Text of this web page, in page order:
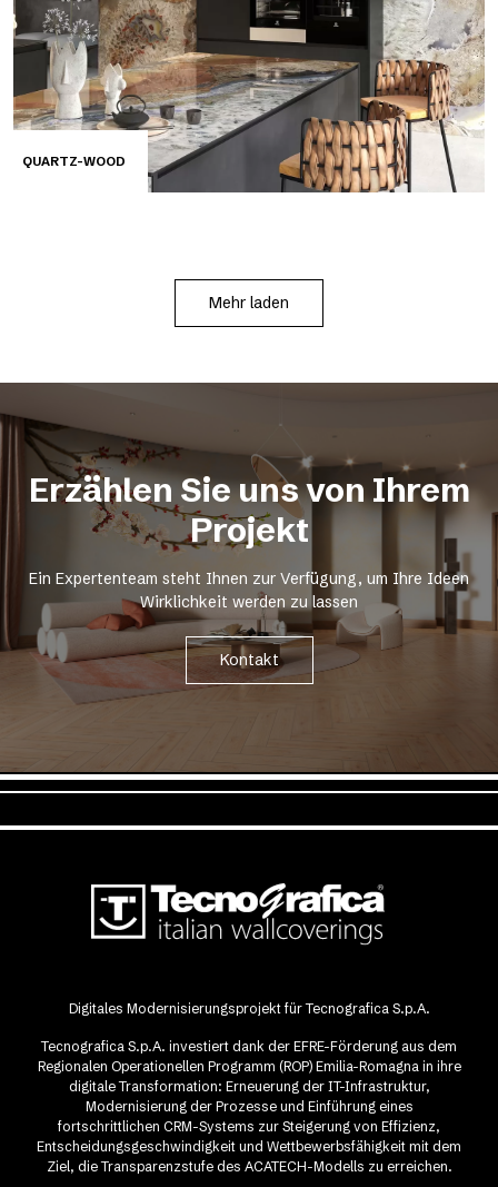
QUARTZ-WOOD
Mehr laden
Erzählen Sie uns von Ihrem
Projekt
Ein Expertenteam steht Ihnen zur Verfügung, um Ihre Ideen
Wirklichkeit werden zu lassen
Kontakt
Digitales Modernisierungsprojekt für Tecnografica S.p.A.
Tecnografica S.p.A. investiert dank der EFRE-Förderung aus dem
Regionalen Operationellen Programm (ROP) Emilia-Romagna in ihre
digitale Transformation: Erneuerung der IT-Infrastruktur,
Modernisierung der Prozesse und Einführung eines
fortschrittlichen CRM-Systems zur Steigerung von Effizienz,
Entscheidungsgeschwindigkeit und Wettbewerbsfähigkeit mit dem
Ziel, die Transparenzstufe des ACATECH-Modells zu erreichen.